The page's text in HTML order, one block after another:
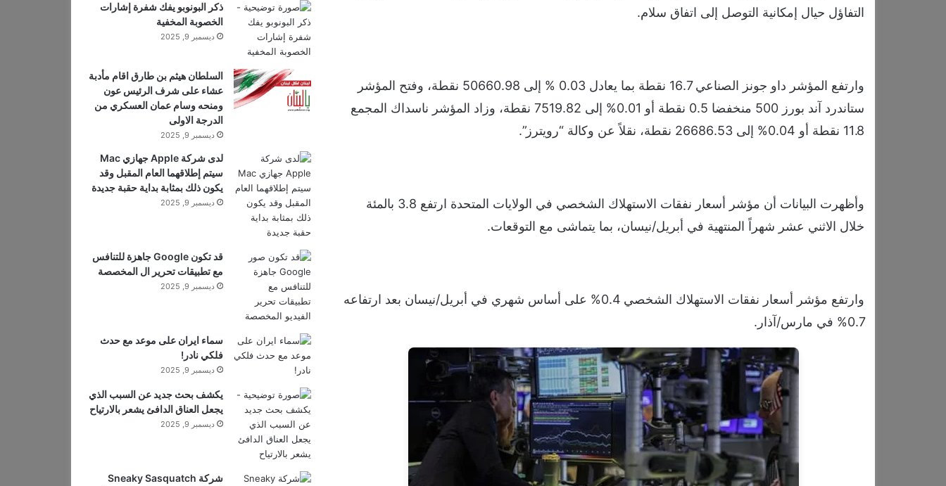
التفاؤل حيال إمكانية التوصل إلى اتفاق سلام.
وارتفع المؤشر داو جونز الصناعي 16.7 نقطة بما يعادل 0.03 % إلى 50660.98 نقطة، وفتح المؤشر
ستاندرد آند بورز 500 منخفضا 0.5 نقطة أو 0.01% إلى 7519.82 نقطة، وزاد المؤشر ناسداك المجمع
11.8 نقطة أو 0.04% إلى 26686.53 نقطة، نقلاً عن وكالة “رويترز”.
وأظهرت البيانات أن مؤشر أسعار نفقات الاستهلاك الشخصي في الولايات المتحدة ارتفع 3.8 بالمئة
خلال الاثني عشر شهراً المنتهية في أبريل/نيسان، بما يتماشى مع التوقعات.
وارتفع مؤشر أسعار نفقات الاستهلاك الشخصي 0.4% على أساس شهري في أبريل/نيسان بعد ارتفاعه
0.7% في مارس/آذار.
ذكر البونوبو يفك شفرة إشارات
الخصوبة المخفية
ديسمبر 9, 2025
السلطان هيثم بن طارق اقام مأدبة
عشاء على شرف الرئيس عون
ومنحه وسام عمان العسكري من
الدرجة الاولى
ديسمبر 9, 2025
لدى شركة Apple جهازي Mac
سيتم إطلاقهما العام المقبل وقد
يكون ذلك بمثابة بداية حقبة جديدة
ديسمبر 9, 2025
قد تكون Google جاهزة للتنافس
مع تطبيقات تحرير ال المخصصة
ديسمبر 9, 2025
سماء ايران على موعد مع حدث
فلكي نادر!
ديسمبر 9, 2025
يكشف بحث جديد عن السبب الذي
يجعل العناق الدافئ يشعر بالارتياح
ديسمبر 9, 2025
شركة Sneaky Sasquatch